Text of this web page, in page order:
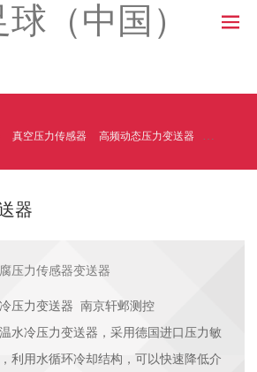
（中国）
真空压力传感器 高频动态压力变送器 温压一体
器
压力传感器变送器
压力变送器 南京轩邺测控
冷压力变送器，采用德国进口压力敏
利用水循环冷却结构，可以快速降低介